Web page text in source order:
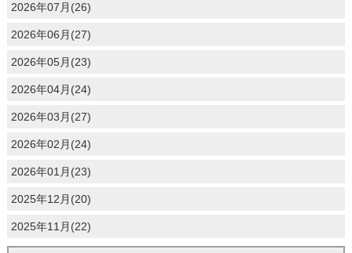
2026年07月(26)
2026年06月(27)
2026年05月(23)
2026年04月(24)
2026年03月(27)
2026年02月(24)
2026年01月(23)
2025年12月(20)
2025年11月(22)